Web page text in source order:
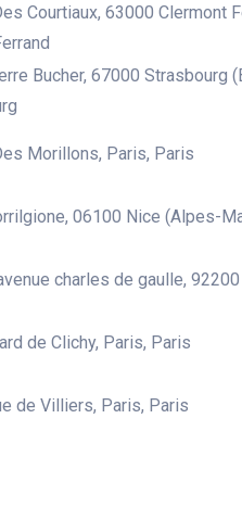
Courtiaux, 63000 Clermont
Bucher, 67000 Strasbourg
Morillons, Paris, Paris
06100 Nice (Alpes-
charles de gaulle,
de Clichy, Paris, Paris
de Villiers, Paris, Paris